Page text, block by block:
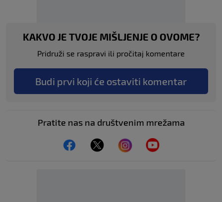
KAKVO JE TVOJE MIŠLJENJE O OVOME?
Pridruži se raspravi ili pročitaj komentare
Budi prvi koji će ostaviti komentar
Pratite nas na društvenim mrežama